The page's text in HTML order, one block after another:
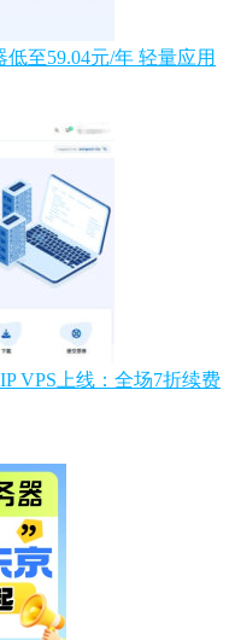
至59.04元/年 轻量应用
VPS上线：全场7折续费